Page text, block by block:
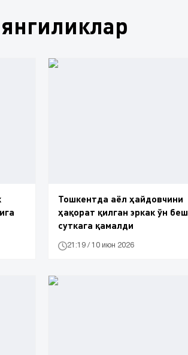
Тошкентда аёл ҳайдовчини
ҳақорат қилган эркак ўн беш
суткага қамалди
21:19 / 10 июн 2026